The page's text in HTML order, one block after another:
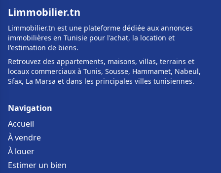
Limmobilier.tn
Limmobilier.tn est une plateforme dédiée aux annonces
immobilières en Tunisie pour l'achat, la location et
l'estimation de biens.
Retrouvez des appartements, maisons, villas, terrains et
locaux commerciaux à Tunis, Sousse, Hammamet, Nabeul,
Sfax, La Marsa et dans les principales villes tunisiennes.
Navigation
Accueil
À vendre
À louer
Estimer un bien